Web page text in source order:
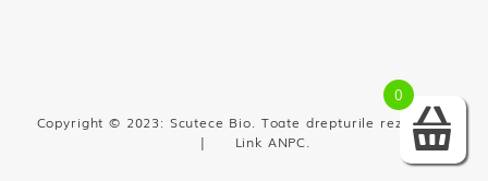
Copyright © 2023: Scutece Bio. Toate drepturile rezervate.
| Link ANPC.
0